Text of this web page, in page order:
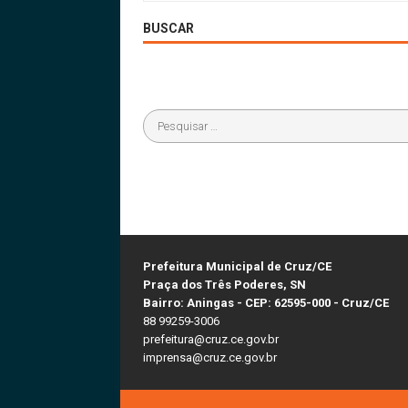
BUSCAR
Prefeitura Municipal de Cruz/CE
Praça dos Três Poderes, SN
Bairro: Aningas - CEP: 62595-000 - Cruz/CE
88 99259-3006
prefeitura@cruz.ce.gov.br
imprensa@cruz.ce.gov.br